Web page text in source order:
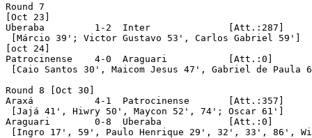
Round 7
[Oct 23]
Uberaba		1-2  Inter		[Att.:287]
[Márcio 39'; Victor Gustavo 53', Carlos Gabriel 59']
[oct 24]
Patrocinense	4-0  Araguari		[Att.:0]
[Caio Santos 30', Maicom Jesus 47', Gabriel de Paula
Round 8 [Oct 30]
Araxá		4-1  Patrocinense	[Att.:357]
[Jajá 41', Hiwry 50', Maycon 52', 74'; Oscar 61']
Araguari	0-8  Uberaba		[Att.:0]
[Ingro 17', 59', Paulo Henrique 29', 32', 33', 86',